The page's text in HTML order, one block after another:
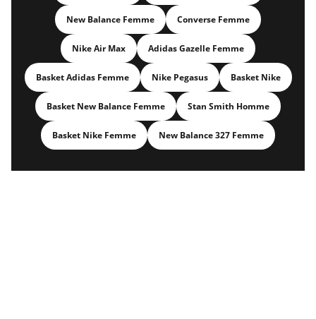
New Balance Femme Converse Femme
Nike Air Max Adidas Gazelle Femme
Basket Adidas Femme Nike Pegasus Basket Nike
Basket New Balance Femme Stan Smith Homme
Basket Nike Femme New Balance 327 Femme